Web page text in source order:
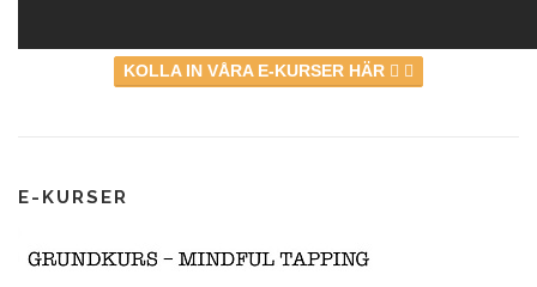
KOLLA IN VÅRA E-KURSER HÄR
E-KURSER